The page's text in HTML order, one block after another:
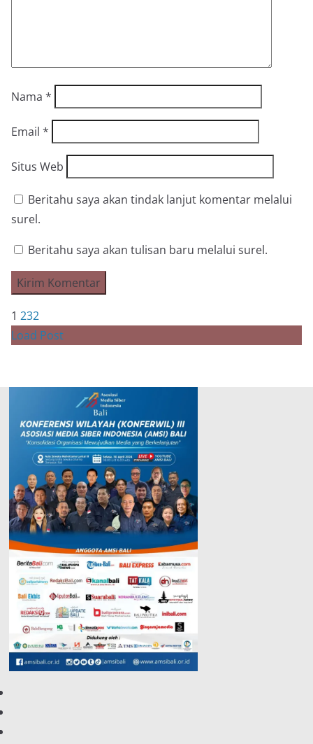
Nama *
Email *
Situs Web
Beritahu saya akan tindak lanjut komentar melalui
surel.
Beritahu saya akan tulisan baru melalui surel.
1 232
Load Post